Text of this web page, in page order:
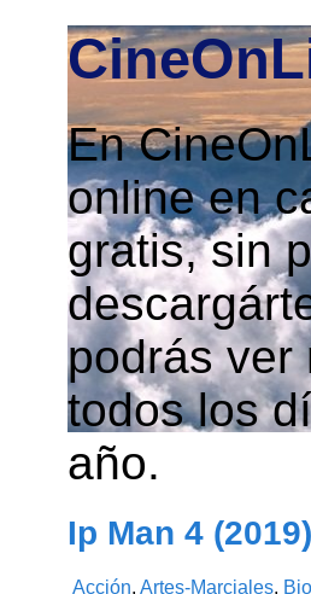
En
online en
gratis, sin
podrás ver
todos los
año.
Ip Man 4 (2019)
Acción,Artes-Marciales,